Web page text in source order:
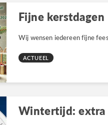
Fijne kerstdagen
Wij wensen iedereen fijne
ACTUEEL
Wintertijd: extra